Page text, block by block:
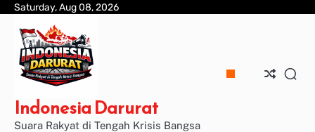
Skip
content
Saturday, Aug 08, 2026
Indonesia Darurat
Suara Rakyat di Tengah Krisis Bangsa